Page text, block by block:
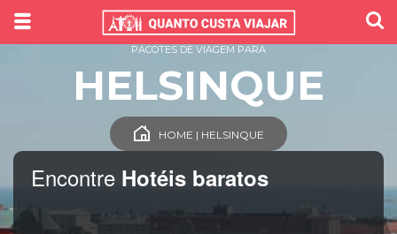
Encontre Hotéis baratos
PACOTES DE VIAGEM PARA
HELSINQUE
HOME | HELSINQUE